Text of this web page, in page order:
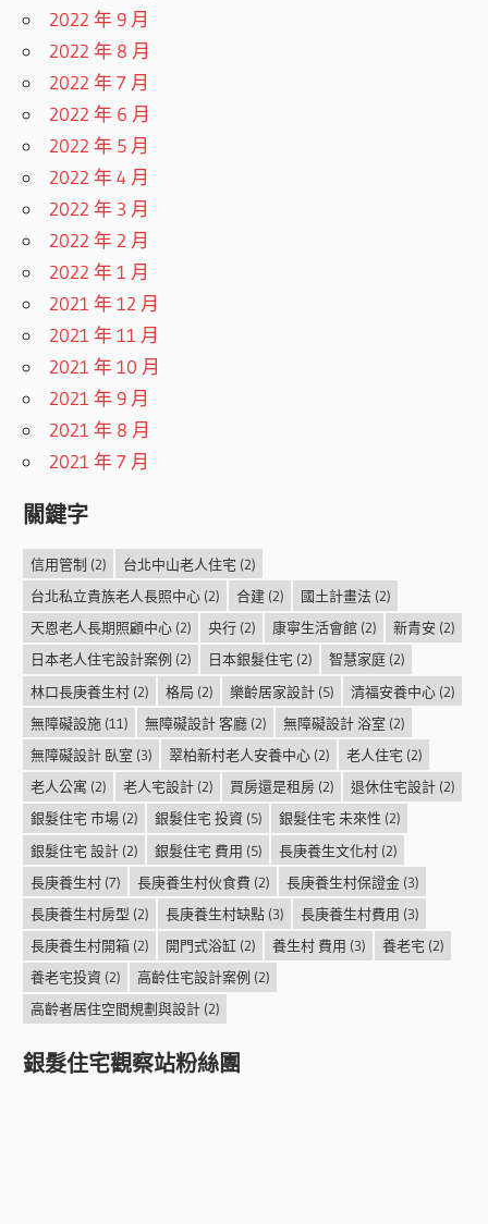
2022 年 9 月
2022 年 8 月
2022 年 7 月
2022 年 6 月
2022 年 5 月
2022 年 4 月
2022 年 3 月
2022 年 2 月
2022 年 1 月
2021 年 12 月
2021 年 11 月
2021 年 10 月
2021 年 9 月
2021 年 8 月
2021 年 7 月
關鍵字
信用管制 (2) 台北中山老人住宅 (2)
台北私立貴族老人長照中心(2) 合建(2) 國土計畫法(2)
天恩老人長期照顧中心(2) 央行(2) 康寧生活會館(2) 新青安 (2)
日本老人住宅設計案例 (2) 日本銀髮住宅 (2) 智慧家庭(2)
林口長庚養生村(2) 格局 (2) 樂齡居家設計(5) 清福安養中心(2)
無障礙設施(11) 無障礙設計 客廳(2) 無障礙設計 浴室 (2)
無障礙設計 臥室 (3) 翠柏新村老人安養中心(2) 老人住宅 (2)
老人公寓 (2) 老人宅設計(2) 買房還是租房(2) 退休住宅設計(2)
銀髮住宅 市場(2) 銀髮住宅 投資(5) 銀髮住宅 未來性 (2)
銀髮住宅 設計(2) 銀髮住宅 費用 (5) 長庚養生文化村(2)
長庚養生村(7) 長庚養生村伙食費 (2) 長庚養生村保證金(3)
長庚養生村房型 (2) 長庚養生村缺點(3) 長庚養生村費用 (3)
長庚養生村開箱(2) 開門式浴缸(2) 養生村 費用 (3) 養老宅 (2)
養老宅投資(2) 高齡住宅設計案例 (2)
高齡者居住空間規劃與設計(2)
銀髮住宅觀察站粉絲團